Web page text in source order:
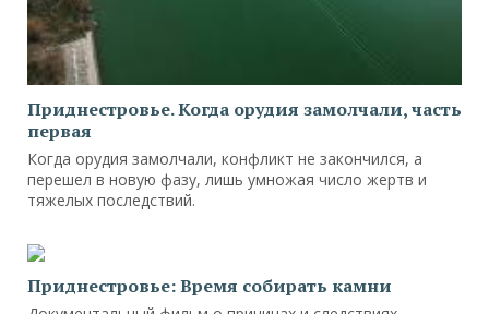
Приднестровье. Когда орудия замолчали, часть
первая
Когда орудия замолчали, конфликт не закончился, а
перешел в новую фазу, лишь умножая число жертв и
тяжелых последствий.
Приднестровье: Время собирать камни